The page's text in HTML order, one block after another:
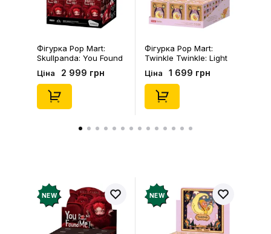
Фігурка Pop Mart:
Skullpanda: You Found
Me!: Plush Doll Pendant
Series (Blind Box: 1 з
10) (Secret Edition),
(29347)
Ціна 2 999 грн
Фігурка Pop Mart:
Twinkle Twinkle: Light
Up: Scene Sets Series
(Blind Box: 1 з 10)
(Secret Edition),
(21372)
Ціна 1 699 грн
NEW NEW